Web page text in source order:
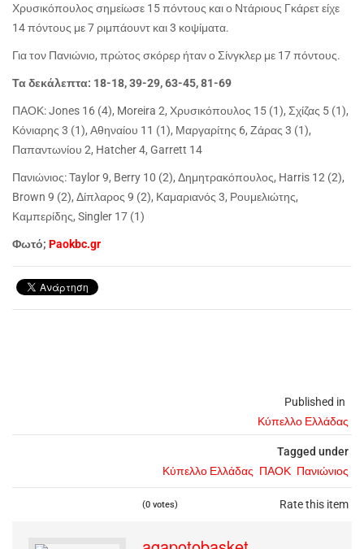
Published in
Κύπελλο Ελλάδας
Tagged under
Κύπελλο Ελλάδας ΠΑΟΚ Πανιώνιος
Rate this item
(0 votes)
Χρυσικόπουλος σημείωσε 15 πόντους και ο Ντάριους Γκάρετ είχε
14 πόντους με 7 ριμπάουντ και 3 κοψίματα.
Για τον Πανιώνιο, πρώτος σκόρερ ήταν ο Σίνγκλερ με 17 πόντους.
Τα δεκάλεπτα: 18-18, 39-29, 63-45, 81-69
ΠΑΟΚ: Jones 16 (4), Moreira 2, Χρυσικόπουλος 15 (1), Σχίζας 5 (1),
Κόνιαρης 3 (1), Αθηναίου 11 (1), Μαργαρίτης 6, Ζάρας 3 (1),
Παπαντωνίου 2, Hatcher 4, Garrett 14
Πανιώνιος: Taylor 9, Berry 10 (2), Δημητρακόπουλος, Harris 12 (2),
Brown 9 (2), Δίπλαρος 9 (2), Καμαριανός 3, Ρουμελιώτης,
Καμπερίδης, Singler 17 (1)
Φωτό; Paokbc.gr